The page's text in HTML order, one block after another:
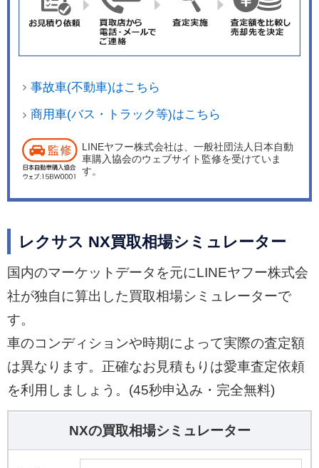
リヤクロストラフィックアラート［RCTA］を標
準装備して、安全性を向上した。 また今回の一部
改良では、パーキングサポートブレーキ（静止
防安全装備の充実を図っている。さらにマルチメ
ディアシステムが、SmartDeviceLinkやApple Car
マートフォンを10.3インチワイドディスプレイに
連携することで、リモートタッチによる画面操作
事故車(不動車)はこちら
商用車(バス・トラック等)はこちら
LINEヤフー株式会社は、一般社団法人日本自動
車購入協会のウェブサイト監修を受けていま
す。
レクサス NX買取相場シミュレーター
国内のマーケットデータを元にLINEヤフー株式会
社が独自に算出した買取相場シミュレーターで
す。
車のコンディションや時期によって実際の査定額
は異なります。正確なお見積もりは愛車査定依頼
を利用しましょう。(45秒申込み・完全無料)
NXの買取相場シミュレーター